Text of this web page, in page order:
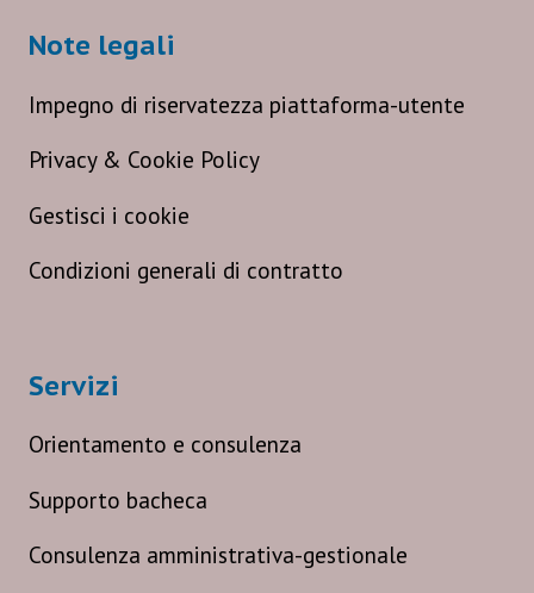
Note legali
Impegno di riservatezza piattaforma-utente
Privacy & Cookie Policy
Gestisci i cookie
Condizioni generali di contratto
Servizi
Orientamento e consulenza
Supporto bacheca
Consulenza amministrativa-gestionale